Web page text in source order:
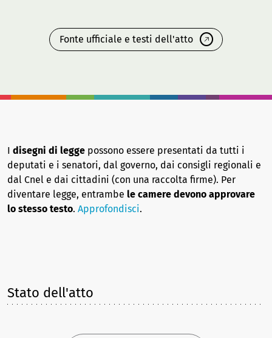
Fonte ufficiale e testi dell'atto
I disegni di legge possono essere presentati da tutti i
deputati e i senatori, dal governo, dai consigli regionali e
dal Cnel e dai cittadini (con una raccolta firme). Per
diventare legge, entrambe le camere devono approvare
lo stesso testo. Approfondisci.
Stato dell'atto